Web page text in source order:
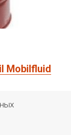
Mobilfluid